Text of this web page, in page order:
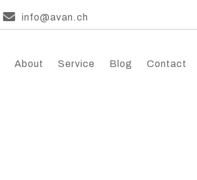
info@avan.ch
About Service Blog Contact